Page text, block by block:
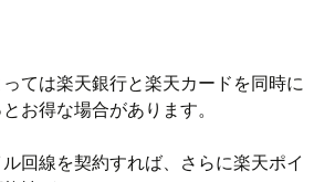
ては楽天銀行と楽天カードを同時に
お得な場合があります。
回線を契約すれば、さらに楽天ポイ